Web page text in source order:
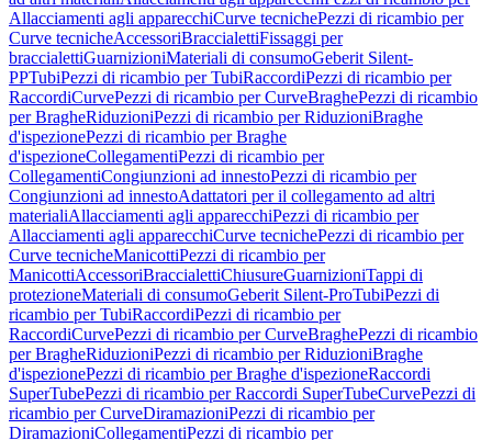
Allacciamenti agli apparecchiCurve tecnichePezzi di ricambio per
Curve tecnicheAccessoriBraccialettiFissaggi per
braccialettiGuarnizioniMateriali di consumoGeberit Silent-
PPTubiPezzi di ricambio per TubiRaccordiPezzi di ricambio per
RaccordiCurvePezzi di ricambio per CurveBraghePezzi di ricambio
per BragheRiduzioniPezzi di ricambio per RiduzioniBraghe
d'ispezionePezzi di ricambio per Braghe
d'ispezioneCollegamentiPezzi di ricambio per
CollegamentiCongiunzioni ad innestoPezzi di ricambio per
Congiunzioni ad innestoAdattatori per il collegamento ad altri
materialiAllacciamenti agli apparecchiPezzi di ricambio per
Allacciamenti agli apparecchiCurve tecnichePezzi di ricambio per
Curve tecnicheManicottiPezzi di ricambio per
ManicottiAccessoriBraccialettiChiusureGuarnizioniTappi di
protezioneMateriali di consumoGeberit Silent-ProTubiPezzi di
ricambio per TubiRaccordiPezzi di ricambio per
RaccordiCurvePezzi di ricambio per CurveBraghePezzi di ricambio
per BragheRiduzioniPezzi di ricambio per RiduzioniBraghe
d'ispezionePezzi di ricambio per Braghe d'ispezioneRaccordi
SuperTubePezzi di ricambio per Raccordi SuperTubeCurvePezzi di
ricambio per CurveDiramazioniPezzi di ricambio per
DiramazioniCollegamentiPezzi di ricambio per